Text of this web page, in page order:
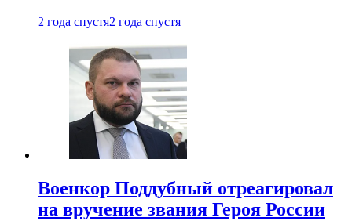
2 года спустя2 года спустя
Военкор Поддубный отреагировал
на вручение звания Героя России